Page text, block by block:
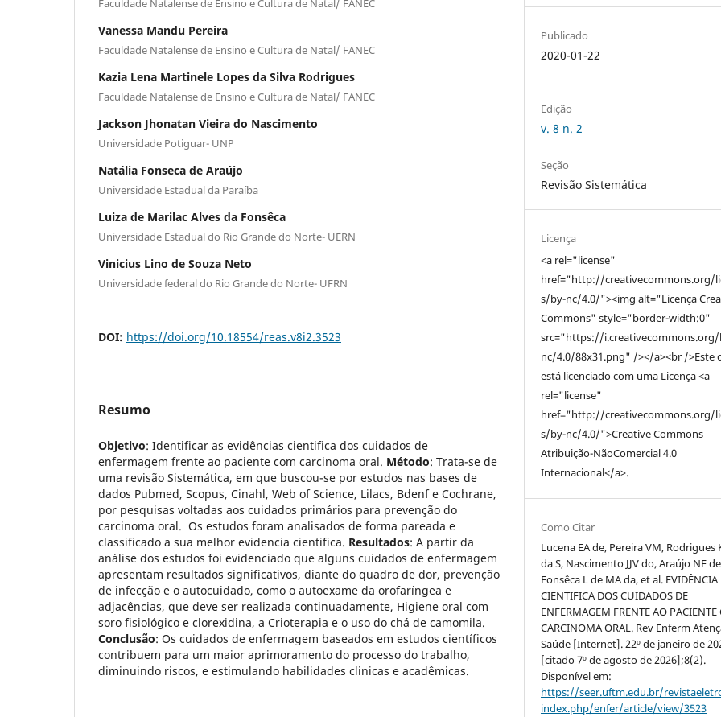
Faculdade Natalense de Ensino e Cultura de Natal/ FANEC
Vanessa Mandu Pereira
Faculdade Natalense de Ensino e Cultura de Natal/ FANEC
Kazia Lena Martinele Lopes da Silva Rodrigues
Faculdade Natalense de Ensino e Cultura de Natal/ FANEC
Jackson Jhonatan Vieira do Nascimento
Universidade Potiguar- UNP
Natália Fonseca de Araújo
Universidade Estadual da Paraíba
Luiza de Marilac Alves da Fonsêca
Universidade Estadual do Rio Grande do Norte- UERN
Vinicius Lino de Souza Neto
Universidade federal do Rio Grande do Norte- UFRN
DOI: https://doi.org/10.18554/reas.v8i2.3523
Resumo
Objetivo: Identificar as evidências cientifica dos cuidados de
enfermagem frente ao paciente com carcinoma oral. Método: Trata-se de
uma revisão Sistemática, em que buscou-se por estudos nas bases de
dados Pubmed, Scopus, Cinahl, Web of Science, Lilacs, Bdenf e Cochrane,
por pesquisas voltadas aos cuidados primários para prevenção do
carcinoma oral. Os estudos foram analisados de forma pareada e
classificado a sua melhor evidencia cientifica. Resultados: A partir da
análise dos estudos foi evidenciado que alguns cuidados de enfermagem
apresentam resultados significativos, diante do quadro de dor, prevenção
de infecção e o autocuidado, como o autoexame da orofaríngea e
adjacências, que deve ser realizada continuadamente, Higiene oral com
soro fisiológico e clorexidina, a Crioterapia e o uso do chá de camomila.
Conclusão: Os cuidados de enfermagem baseados em estudos científicos
contribuem para um maior aprimoramento do processo do trabalho,
diminuindo riscos, e estimulando habilidades clinicas e acadêmicas.
Publicado
2020-01-22
Edição
v. 8 n. 2
Seção
Revisão Sistemática
Licença
<a rel="license"
href="http://creativecommons.org/
s/by-nc/4.0/"><img alt="Licença
Commons" style="border-width:0"
src="https://
nc/4.0/88x31.png" /></a><br />Este
está licenciado com uma Licença <a
rel="license"
href="http://creativecommons.org/
s/by-nc/4.0/">Creative Commons
Atribuição-NãoComercial 4.0
Internacional</a>.
Como Citar
Lucena EA de, Pereira VM, Rodrigues
da S, Nascimento JJV do, Araújo NF
Fonsêca L de MA da, et al. EVIDÊNCIA
CIENTIFICA DOS CUIDADOS DE
ENFERMAGEM FRENTE AO PACIENTE
CARCINOMA ORAL. Rev Enferm
Saúde [Internet]. 22º de janeiro de
[citado 7º de agosto de 2026];8(2).
Disponível em:
https://seer.uftm.edu.br/
index.php/enfer/article/view/3523